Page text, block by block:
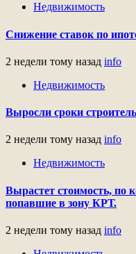
Недвижимость
Снижение ставок по
2 недели тому назад info
Недвижимость
Выросли сроки
2 недели тому назад info
Недвижимость
Вырастет стоимость, по
попавшие в зону КРТ.
2 недели тому назад info